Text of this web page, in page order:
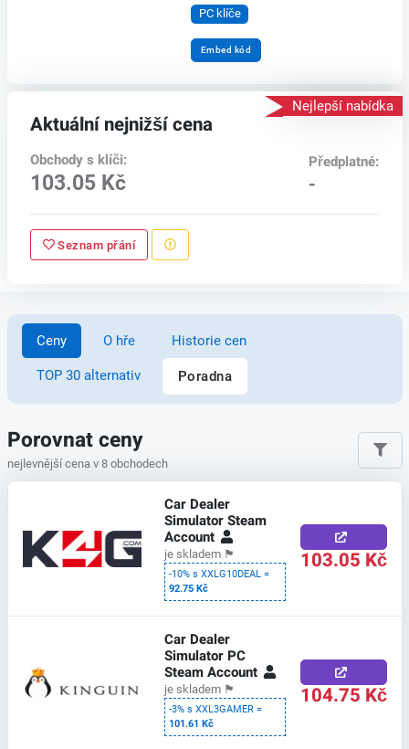
PC klíče
Embed kód
Nejlepší nabídka
Aktuální nejnižší cena
Obchody s klíči:
103.05 Kč
Předplatné:
-
Seznam přání
Ceny O hře Historie cen
TOP 30 alternativ Poradna
Porovnat ceny
nejlevnější cena v 8 obchodech
Car Dealer
Simulator Steam
Account
je skladem 🏴
-10% s XXLG10DEAL =
92.75 Kč
103.05 Kč
Car Dealer
Simulator PC
Steam Account
je skladem 🏴
-3% s XXL3GAMER =
101.61 Kč
104.75 Kč